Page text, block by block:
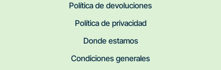
Política de devoluciones
Política de privacidad
Donde estamos
Condiciones generales